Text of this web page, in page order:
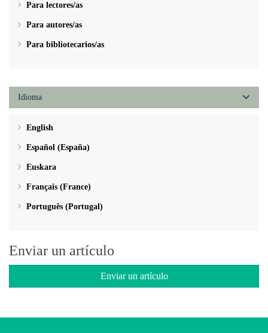
Para lectores/as
Para autores/as
Para bibliotecarios/as
Idioma
English
Español (España)
Euskara
Français (France)
Português (Portugal)
Enviar un artículo
Enviar un artículo